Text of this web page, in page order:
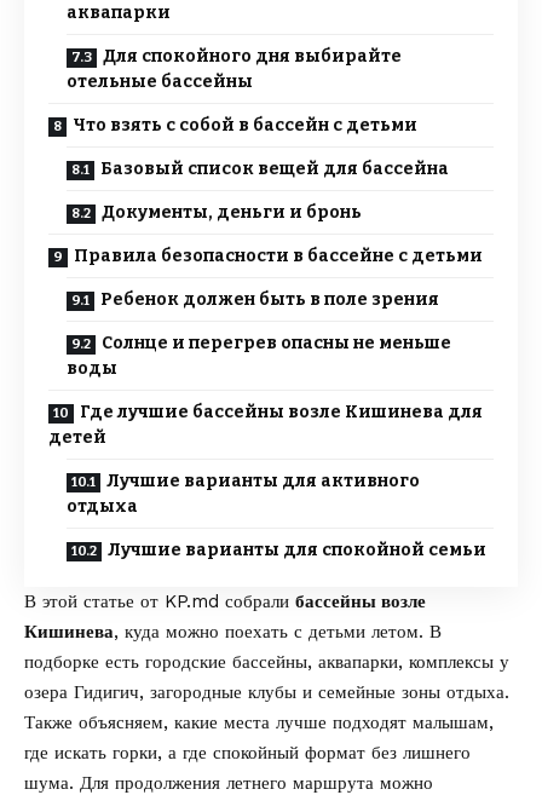
аквапарки
Для спокойного дня выбирайте
отельные бассейны
Что взять с собой в бассейн с детьми
Базовый список вещей для бассейна
Документы, деньги и бронь
Правила безопасности в бассейне с детьми
Ребенок должен быть в поле зрения
Солнце и перегрев опасны не меньше
воды
Где лучшие бассейны возле Кишинева для
детей
Лучшие варианты для активного
отдыха
Лучшие варианты для спокойной семьи
В этой статье от KP.md собрали бассейны возле
Кишинева, куда можно поехать с детьми летом. В
подборке есть городские бассейны, аквапарки, комплексы у
озера Гидигич, загородные клубы и семейные зоны отдыха.
Также объясняем, какие места лучше подходят малышам,
где искать горки, а где спокойный формат без лишнего
шума. Для продолжения летнего маршрута можно